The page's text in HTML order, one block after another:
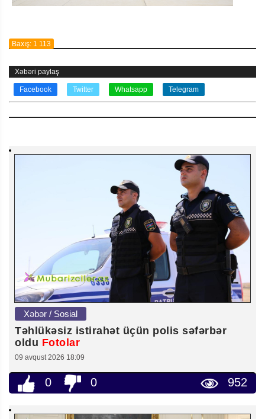
Baxış: 1 113
Xəbəri paylaş
Facebook Twitter Whatsapp Telegram
Xəbər / Sosial
Təhlükəsiz istirahət üçün polis səfərbər
oldu Fotolar
09 avqust 2026 18:09
0 0 952